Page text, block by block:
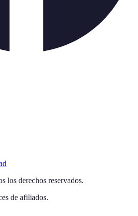
los derechos reservados.
de afiliados.